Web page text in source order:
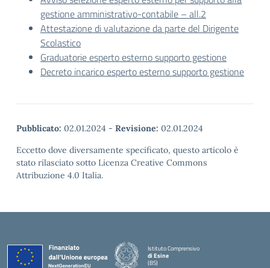
gestione amministrativo-contabile – all.2
Attestazione di valutazione da parte del Dirigente
Scolastico
Graduatorie esperto esterno supporto gestione
Decreto incarico esperto esterno supporto gestione
Pubblicato: 02.01.2024 - Revisione: 02.01.2024
Eccetto dove diversamente specificato, questo articolo è
stato rilasciato sotto Licenza Creative Commons
Attribuzione 4.0 Italia.
Istituto Comprensivo
di Esine
(BS)